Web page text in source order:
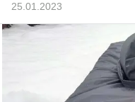
25.01.2023